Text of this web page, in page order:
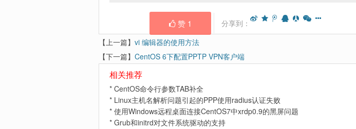
赞 1
分享到：
【上一篇】 vi 编辑器的使用方法
【下一篇】 CentOS 6下配置PPTP VPN客户端
相关推荐
* CentOS命令行参数TAB补全
* Linux主机名解析问题引起的PPP使用radius认证失败
* 使用Windows远程桌面连接CentOS7中xrdp0.9的黑屏问题
* Grub和initrd对文件系统驱动的支持